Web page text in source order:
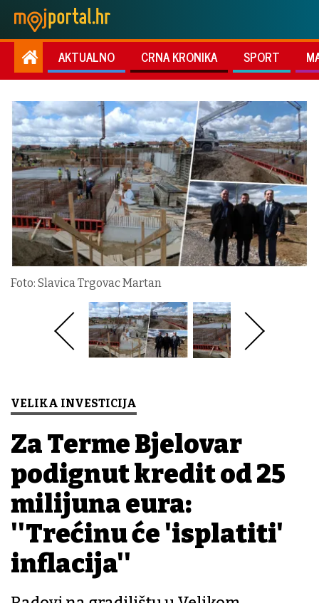
AKTUALNO CRNA KRONIKA SPORT
Foto: Slavica Trgovac Martan
VELIKA INVESTICIJA
Za Terme Bjelovar
podignut kredit od 25
milijuna eura:
''Trećinu će 'isplatiti'
inflacija''